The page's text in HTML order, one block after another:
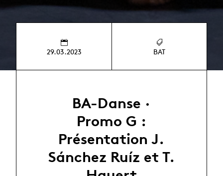
29.03.2023 BAT
BA-Danse ·
Promo G :
Présentation J.
Sánchez Ruíz et T.